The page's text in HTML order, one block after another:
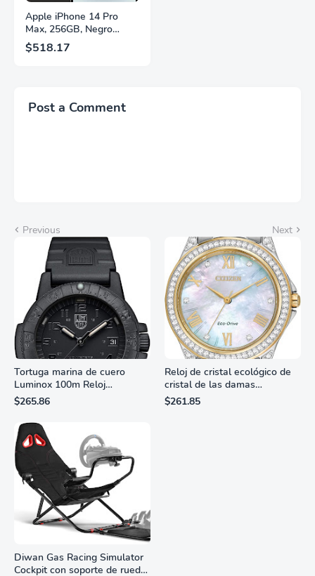
Apple iPhone 14 Pro
Max, 256GB, Negro
Espacial - Desbloqueado
(Renovado)
$518.17
Post a Comment
Previous Next
Tortuga marina de cuero
Luminox 100m Reloj
analógico de cuarzo
resistente al agua
$265.86
Reloj de cristal ecológico de
cristal de las damas
ciudadanas, 3 manos,
marcadores de números
$261.85
Diwan Gas Racing Simulator
Cockpit con soporte de rueda